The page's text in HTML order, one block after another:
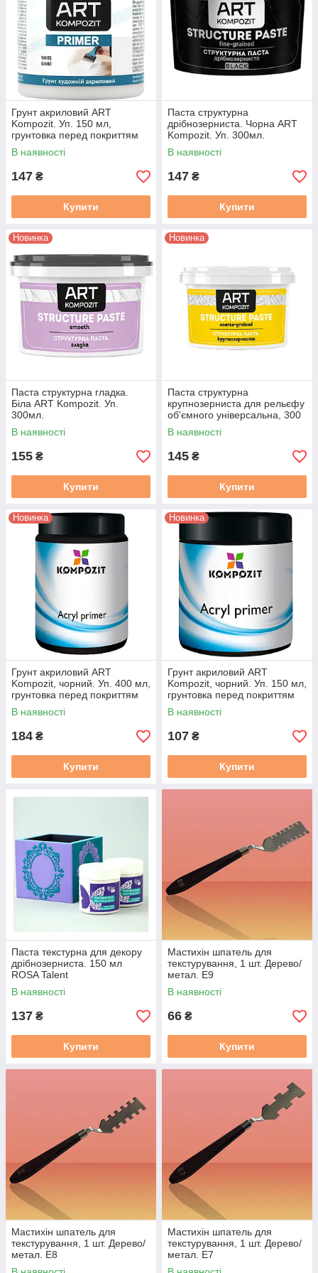
Підбірка корисних відео
по заливці смоли
Акрилові фарби
Грунт акриловий ART
Kompozit. Уп. 150 мл,
грунтовка перед покриттям
фарбами будь-якої поверхні.
В наявності
147 ₴
Купити
Паста структурна
дрібнозерниста. Чорна ART
Kompozit. Уп. 300мл.
В наявності
147 ₴
Купити
Новинка
Паста структурна гладка.
Біла ART Kompozit. Уп.
300мл.
В наявності
155 ₴
Купити
Новинка
Паста структурна
крупнозерниста для рельєфу
об'ємного універсальна, 300
мл. Art Kompozit
В наявності
145 ₴
Купити
Новинка
Грунт акриловий ART
Kompozit, чорний. Уп. 400 мл,
грунтовка перед покриттям
фарбами будь-якої поверхні.
В наявності
184 ₴
Купити
Новинка
Грунт акриловий ART
Kompozit, чорний. Уп. 150 мл,
грунтовка перед покриттям
фарбами будь-якої поверхні.
В наявності
107 ₴
Купити
Паста текстурна для декору
дрібнозерниста. 150 мл
ROSA Talent
В наявності
137 ₴
Купити
Мастихін шпатель для
текстурування, 1 шт. Дерево/
метал. Е9
В наявності
66 ₴
Купити
Мастихін шпатель для
текстурування, 1 шт. Дерево/
метал. Е8
Мастихін шпатель для
текстурування, 1 шт. Дерево/
метал. Е7